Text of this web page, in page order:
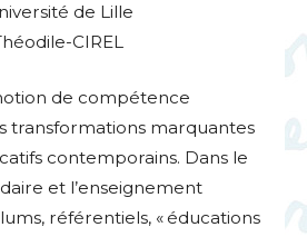
de Lille
CIREL
de compétence
transformations marquantes
contemporains. Dans le
et l’enseignement
référentiels, « éducations